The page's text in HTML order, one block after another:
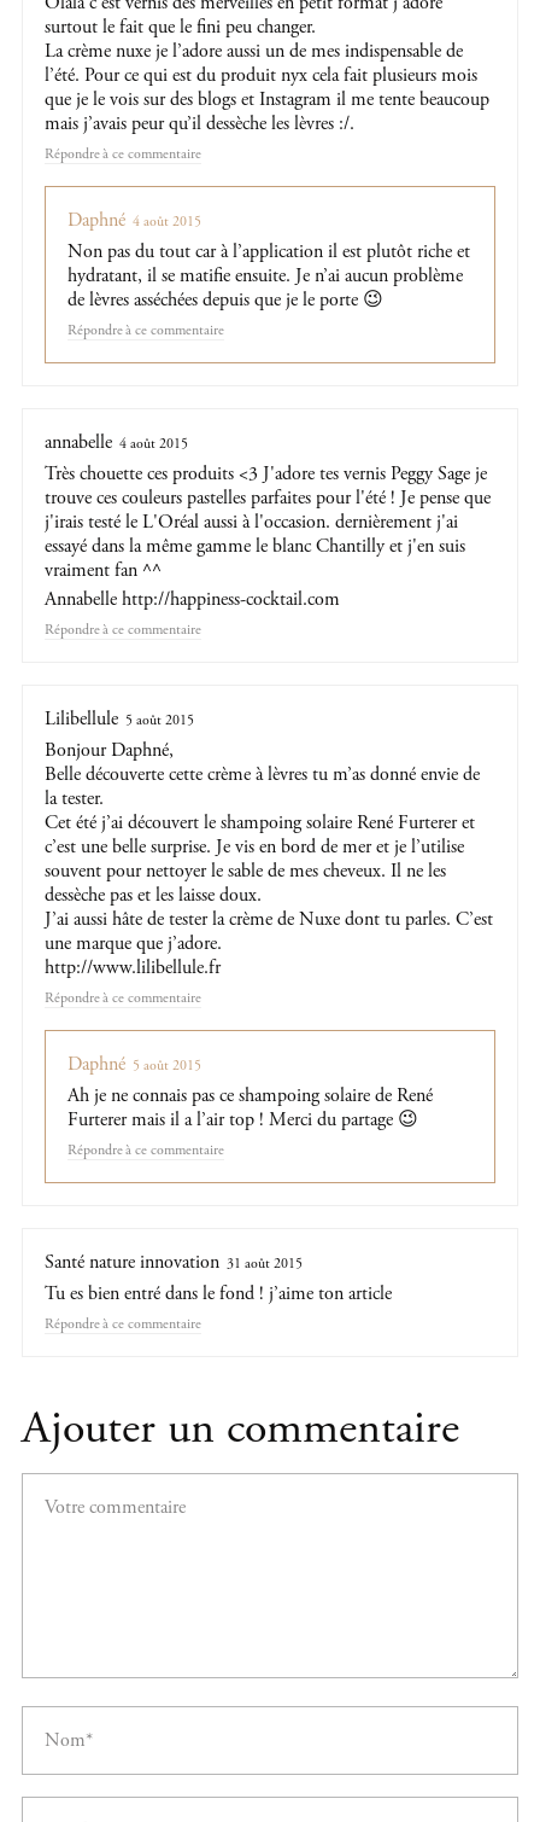
surtout le fait que le fini peu changer.
La crème nuxe je l’adore aussi un de mes indispensable de
l’été. Pour ce qui est du produit nyx cela fait plusieurs mois
que je le vois sur des blogs et Instagram il me tente beaucoup
mais j’avais peur qu’il dessèche les lèvres :/.
Répondre
Daphné 4 août 2015
Non pas du tout car à l’application il est plutôt riche et
hydratant, il se matifie ensuite. Je n’ai aucun problème
de lèvres asséchées depuis que je le porte 😉
Répondre
annabelle 4 août 2015
Très chouette ces produits <3 J'adore tes vernis Peggy Sage je
trouve ces couleurs pastelles parfaites pour l'été ! Je pense que
j'irais testé le L'Oréal aussi à l'occasion. dernièrement j'ai
essayé dans la même gamme le blanc Chantilly et j'en suis
vraiment fan ^^
Annabellehttp://happiness-cocktail.com
Répondre
Lilibellule 5 août 2015
Bonjour Daphné,
Belle découverte cette crème à lèvres tu m’as donné envie de
la tester.
Cet été j’ai découvert le shampoing solaire René Furterer et
c’est une belle surprise. Je vis en bord de mer et je l’utilise
souvent pour nettoyer le sable de mes cheveux. Il ne les
dessèche pas et les laisse doux.
J’ai aussi hâte de tester la crème de Nuxe dont tu parles. C’est
une marque que j’adore.
http://www.lilibellule.fr
Répondre
Daphné 5 août 2015
Ah je ne connais pas ce shampoing solaire de René
Furterer mais il a l’air top ! Merci du partage 😉
Répondre
Santé nature innovation 31 août 2015
Tu es bien entré dans le fond ! j’aime ton article
Répondre
Ajouter un commentaire